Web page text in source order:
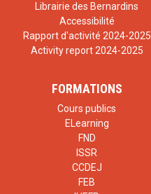
Librairie des Bernardins
Accessibilité
Rapport d'activité 2024-2025
Activity report 2024-2025
FORMATIONS
Cours publics
ELearning
FND
ISSR
CCDEJ
FEB